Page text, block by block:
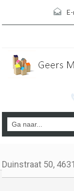
Duinstraat 50,